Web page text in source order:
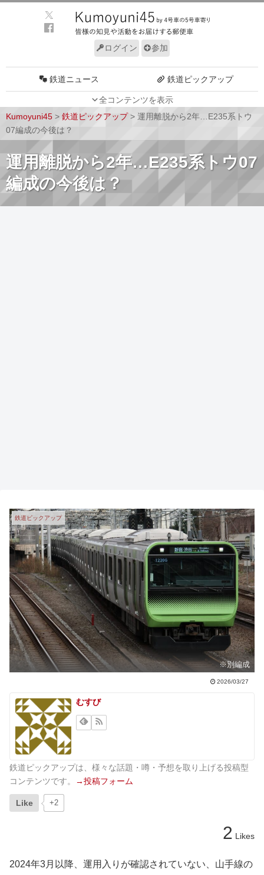
ログイン 参加
全コンテンツを表示
鉄道ニュース 鉄道ピックアップ
車両技術
Kumoyuni45 > 鉄道ピックアップ> 運用離脱から2年…E235系トウ
07編成の今後は？
運用離脱から2年…E235系トウ07
編成の今後は？
鉄道ピックアップ
※別編成
2026/03/27
むすび
鉄道ピックアップは、様々な話題・噂・予想を取り上げる投稿型
コンテンツです。
→投稿フォーム
Like +2
2 Likes
2024年3月以降、運用入りが確認されていない、山手線の